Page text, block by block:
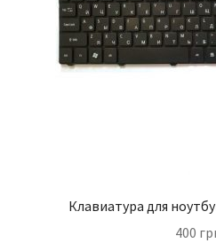
Клавиатура для
400